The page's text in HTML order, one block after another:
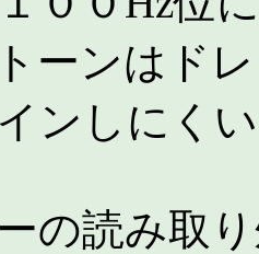
ーンはド
ンしにく
の読み取